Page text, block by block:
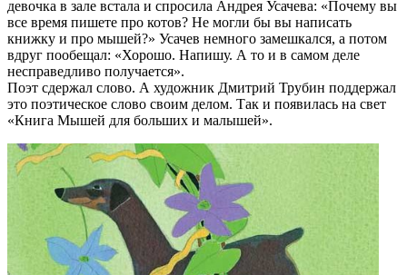
девочка в зале встала и спросила Андрея Усачева: «Почему вы
все время пишете про котов? Не могли бы вы написать
книжку и про мышей?» Усачев немного замешкался, а потом
вдруг пообещал: «Хорошо. Напишу. А то и в самом деле
несправедливо получается».
Поэт сдержал слово. А художник Дмитрий Трубин поддержал
это поэтическое слово своим делом. Так и появилась на свет
«Книга Мышей для больших и малышей».